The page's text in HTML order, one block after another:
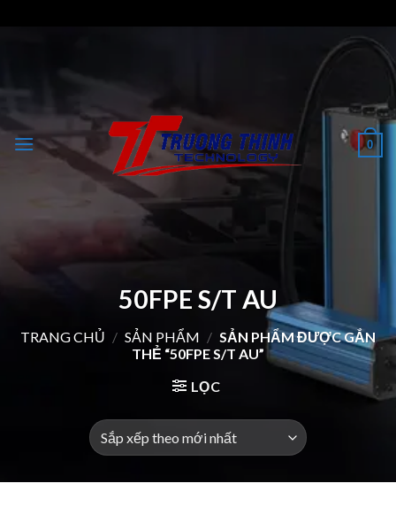
0
50FPE S/T AU
TRANG CHỦ / SẢN PHẨM / SẢN PHẨM ĐƯỢC GẮN
THẺ “50FPE S/T AU”
LỌC